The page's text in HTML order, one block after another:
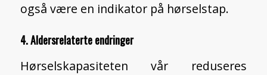
også være en indikator på hørselstap.
4. Aldersrelaterte endringer
Hørselskapasiteten vår reduseres